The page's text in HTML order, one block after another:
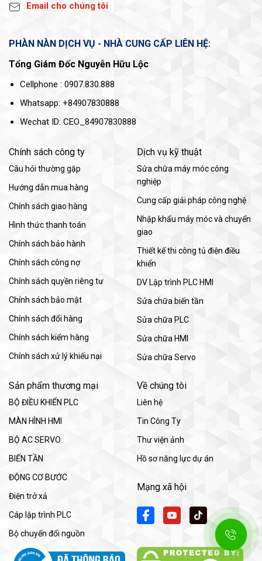
Email cho chúng tôi
PHÀN NÀN DỊCH VỤ - NHÀ CUNG CẤP LIÊN HỆ:
Tổng Giám Đốc Nguyễn Hữu Lộc
Cellphone : 0907.830.888
Whatsapp: +84907830888
Wechat ID: CEO_84907830888
Chính sách công ty
Câu hỏi thường gặp
Hướng dẫn mua hàng
Chính sách giao hàng
Hình thức thanh toán
Chính sách bảo hành
Chính sách công nợ
Chính sách quyền riêng tư
Chính sách bảo mật
Chính sách đổi hàng
Chính sách kiểm hàng
Chính sách xử lý khiếu nại
Dịch vụ kỹ thuật
Sửa chữa máy móc công
nghiệp
Cung cấp giải pháp công nghệ
Nhập khẩu máy móc và chuyển
giao
Thiết kế thi công tủ điện điều
khiển
DV Lập trình PLC HMI
Sửa chữa biến tần
Sửa chữa PLC
Sửa chữa HMI
Sửa chữa Servo
Sản phẩm thương mại
BỘ ĐIỀU KHIỂN PLC
MÀN HÌNH HMI
BỘ AC SERVO
BIẾN TẦN
ĐỘNG CƠ BƯỚC
Điện trở xả
Cáp lập trình PLC
Bộ chuyển đổi nguồn
Về chúng tôi
Liên hệ
Tin Công Ty
Thư viện ảnh
Hồ sơ năng lực dự án
Mạng xã hội